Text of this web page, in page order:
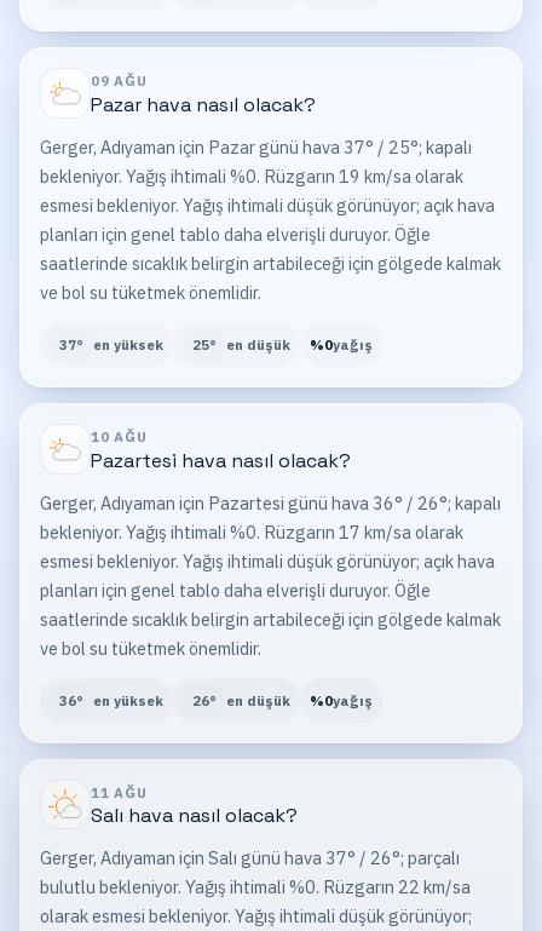
09 AĞU
Pazarhava nasıl olacak?
Gerger, Adıyaman için Pazar günü hava 37° / 25°; kapalı
bekleniyor. Yağış ihtimali %0. Rüzgarın 19 km/sa olarak
esmesi bekleniyor. Yağış ihtimali düşük görünüyor; açık hava
planları için genel tablo daha elverişli duruyor. Öğle
saatlerinde sıcaklık belirgin artabileceği için gölgede kalmak
ve bol su tüketmek önemlidir.
37° en yüksek 25° en düşük %0yağış
10 AĞU
Pazartesi hava nasıl olacak?
Gerger, Adıyaman için Pazartesi günü hava 36° / 26°; kapalı
bekleniyor. Yağış ihtimali %0. Rüzgarın 17 km/sa olarak
esmesi bekleniyor. Yağış ihtimali düşük görünüyor; açık hava
planları için genel tablo daha elverişli duruyor. Öğle
saatlerinde sıcaklık belirgin artabileceği için gölgede kalmak
ve bol su tüketmek önemlidir.
36° en yüksek 26° en düşük %0yağış
11 AĞU
Salı hava nasıl olacak?
Gerger, Adıyaman için Salı günü hava 37° / 26°; parçalı
bulutlu bekleniyor. Yağış ihtimali %0. Rüzgarın 22 km/sa
olarak esmesi bekleniyor. Yağış ihtimali düşük görünüyor;